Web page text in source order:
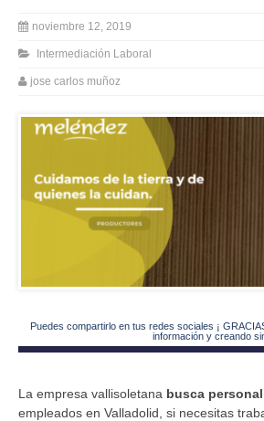
noviembre 12, 2019
Intermediación Laboral
jose carlos muñoz
Puedes compartirlo en tus redes sociales ¡
información y creando
La empresa vallisoletana busca personal
empleados en Valladolid, si necesitas